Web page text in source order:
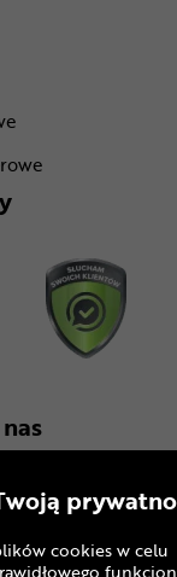
cookies w celu